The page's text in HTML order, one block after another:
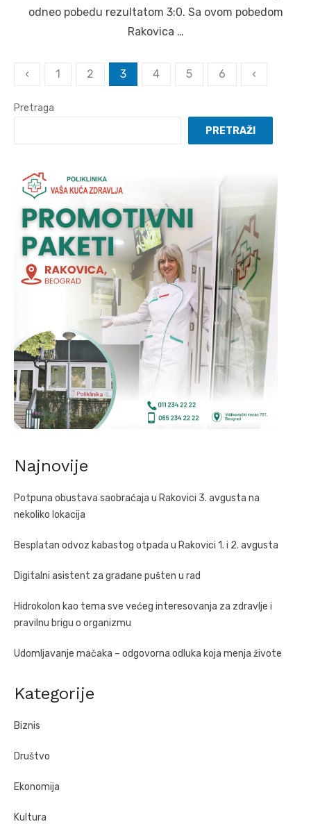
odneo pobedu rezultatom 3:0. Sa ovom pobedom
Rakovica …
Posts
‹ 1 2 3 4 5 6 ‹
Pretraga
PRETRAŽI
Najnovije
Potpuna obustava saobraćaja u Rakovici 3. avgusta na
nekoliko lokacija
Besplatan odvoz kabastog otpada u Rakovici 1. i 2. avgusta
Digitalni asistent za građane pušten u rad
Hidrokolon kao tema sve većeg interesovanja za zdravlje i
pravilnu brigu o organizmu
Udomljavanje mačaka – odgovorna odluka koja menja živote
Kategorije
Biznis
Društvo
Ekonomija
Kultura